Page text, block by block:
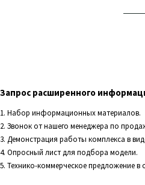
Запрос расширенного
1. Набор информационных материалов.
2. Звонок от нашего менеджера по
3. Демонстрация работы комплекса в
4. Опросный лист для подбора модели.
5. Технико-коммерческое предложение в